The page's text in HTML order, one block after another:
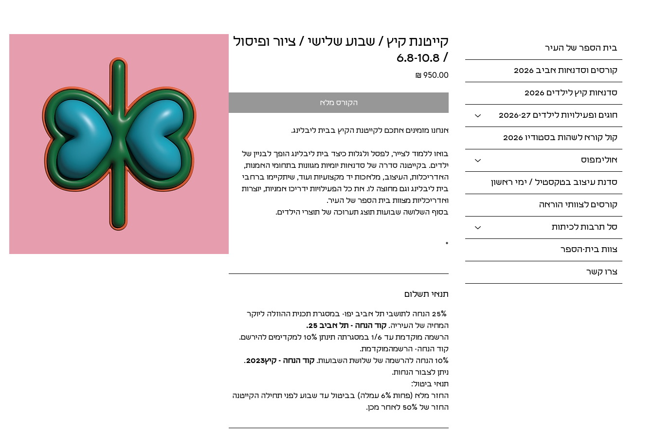
בית הספר של העיר
קורסים וסדנאות אביב 2026
סדנאות קיץ לילדים 2026
חוגים ופעילויות לילדים 2026-27
קול קורא לשהות בסטודיו 2026
אולימפוס
סדנת עיצוב בטקסטיל / ימי ראשון
קורסים לצוותי הוראה
סל תרבות לכיתות
צוות בית-הספר
צרו קשר
קייטנת קיץ / שבוע שלישי / ציור ופיסול
/ 6.8-10.8
‏950.00 ‏₪ מחיר
הקורס מלא
אנחנו מזמינים אתכם לקייטנת הקיץ בבית ליבלינג.
בואו ללמוד לצייר, לפסל ולגלות כיצד בית ליבלינג הופך לבניין של
ילדים. בקייטנה סדרה של סדנאות יומיות מגוונות בתחומי האמנות,
האדריכלות, העיצוב, מלאכות יד מקצועיות ועוד, שיתקיימו ברחבי
בית ליבלינג וגם מחוצה לו. את כל הפעילויות ידריכו אמניות, יוצרות
ואדריכליות מצוות בית הספר של העיר.
בסוף השלושה שבועות תוצג תערוכה של תוצרי הילדים.
*
תנאי תשלום
25% הנחה לתושבי תל אביב יפו- במסגרת תכנית ההוזלה ליוקר
המחיה של העיריה.קוד הנחה - תל אביב 25.
הרשמה מוקדמת עד 1/6 במסגרתה תינתן 10% למקדימים להירשם.
קוד הנחה- הרשמהמוקדמת.
10% הנחה להרשמה של שלושת השבועות.
קוד הנחה - קיץ2023
.
ניתן לצבור הנחות.
תנאי ביטול:
החזר מלא (פחות 6% עמלה) בביטול עד שבוע לפני תחילה הקייטנה
החזר של 50% לאחר מכן.